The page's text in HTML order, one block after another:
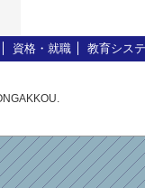
資格・就職 教育シス